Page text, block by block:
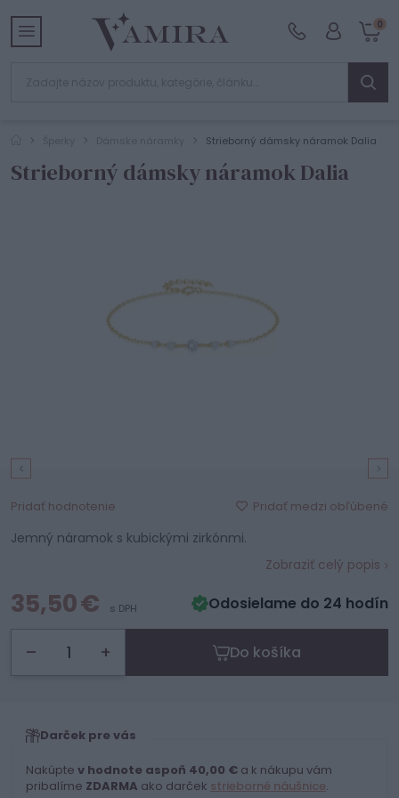
0
Strieborný dámsky náramok Dalia
Strieborný dámsky náramok Dalia
Pridať hodnotenie Pridať medzi obľúbené
Jemný náramok s kubickými zirkónmi.
Zobraziť celý popis
35,50 € s DPH Odosielame do 24 hodín
– + Do košíka
Darček pre vás
Nakúpte v hodnote aspoň 40,00 € a k nákupu vám
pribalíme ZDARMA ako darček strieborné náušnice.